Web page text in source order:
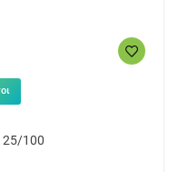
25/100